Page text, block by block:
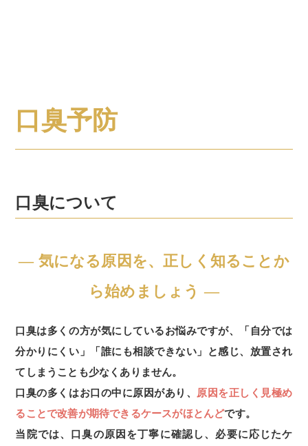
口臭予防
口臭について
― 気になる原因を、正しく知ることか
ら始めましょう ―
口臭は多くの方が気にしているお悩みですが、「自分では
分かりにくい」「誰にも相談できない」と感じ、放置され
てしまうことも少なくありません。
口臭の多くはお口の中に原因があり、
原因を正しく見極め
ることで改善が期待できるケースがほとんどです。
当院では、口臭の原因を丁寧に確認し、必要に応じたケ